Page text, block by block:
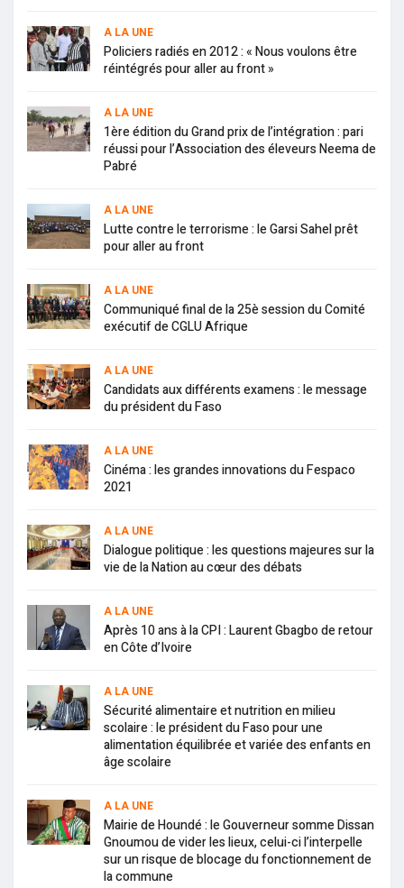
A LA UNE
Policiers radiés en 2012 : « Nous voulons être
réintégrés pour aller au front »
A LA UNE
1ère édition du Grand prix de l’intégration : pari
réussi pour l’Association des éleveurs Neema de
Pabré
A LA UNE
Lutte contre le terrorisme : le Garsi Sahel prêt
pour aller au front
A LA UNE
Communiqué final de la 25è session du Comité
exécutif de CGLU Afrique
A LA UNE
Candidats aux différents examens : le message
du président du Faso
A LA UNE
Cinéma : les grandes innovations du Fespaco
2021
A LA UNE
Dialogue politique : les questions majeures sur la
vie de la Nation au cœur des débats
A LA UNE
Après 10 ans à la CPI : Laurent Gbagbo de retour
en Côte d’Ivoire
A LA UNE
Sécurité alimentaire et nutrition en milieu
scolaire : le président du Faso pour une
alimentation équilibrée et variée des enfants en
âge scolaire
A LA UNE
Mairie de Houndé : le Gouverneur somme Dissan
Gnoumou de vider les lieux, celui-ci l’interpelle
sur un risque de blocage du fonctionnement de
la commune